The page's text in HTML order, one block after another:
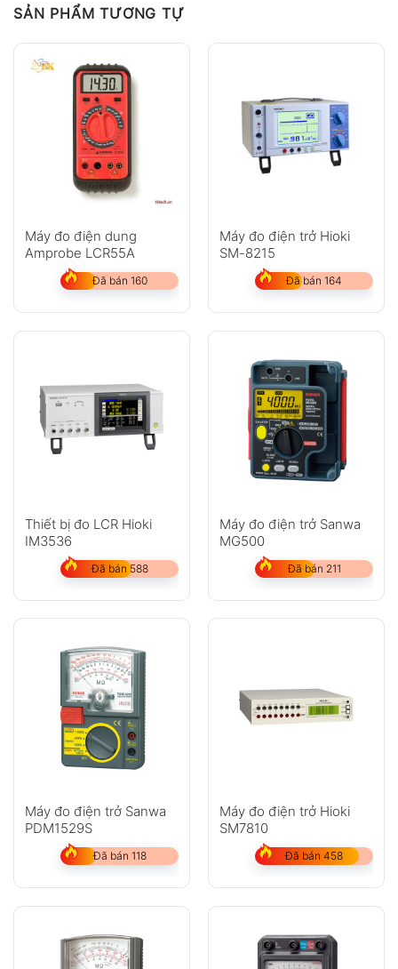
SẢN PHẨM TƯƠNG TỰ
Máy đo điện dung
Amprobe LCR55A
Đã bán 160
Máy đo điện trở Hioki
SM-8215
Đã bán 164
Thiết bị đo LCR Hioki
IM3536
Đã bán 588
Máy đo điện trở Sanwa
MG500
Đã bán 211
Máy đo điện trở Sanwa
PDM1529S
Đã bán 118
Máy đo điện trở Hioki
SM7810
Đã bán 458